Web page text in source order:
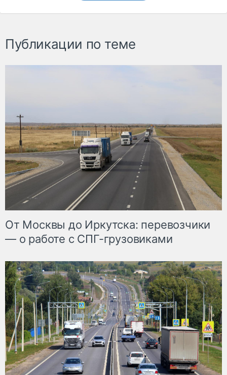
Публикации по теме
От Москвы до Иркутска: перевозчики
— о работе с СПГ-грузовиками